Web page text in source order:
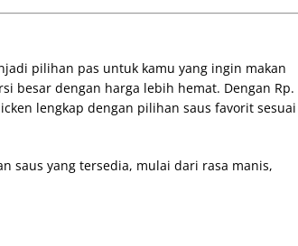
pilihan pas untuk kamu yang ingin makan
besar dengan harga lebih hemat. Dengan Rp.
lengkap dengan pilihan saus favorit sesuai
saus yang tersedia, mulai dari rasa manis,